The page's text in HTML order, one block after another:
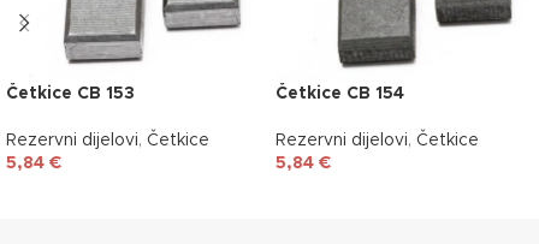
Četkice CB 153
Rezervni dijelovi, Četkice
5,84 €
Četkice CB 154
Rezervni dijelovi, Četkice
5,84 €